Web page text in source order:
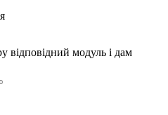
відповідний модуль і дам